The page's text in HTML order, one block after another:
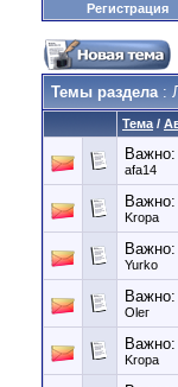
Регистрация
Темы раздела:
Тема /
Важно:
afa14
Важно:
Kropa
Важно:
Yurko
Важно:
Oleг
Важно:
Kropa